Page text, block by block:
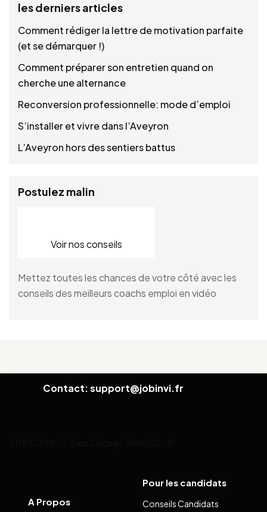
les derniers articles
Comment rédiger la lettre de motivation parfaite
(et se démarquer !)
Comment préparer son entretien quand on
cherche une alternance
Reconversion professionnelle: mode d’emploi
S’installer et vivre dans l’Aveyron
L’Aveyron hors des sentiers battus
Postulez malin
Voir nos conseils
Mettez toutes les chances de votre côté avec les
conseils des meilleurs coachs emploi en vidéo
Contact: support@jobinvi.fr
A Propos
Pour les candidats
Conseils Candidats